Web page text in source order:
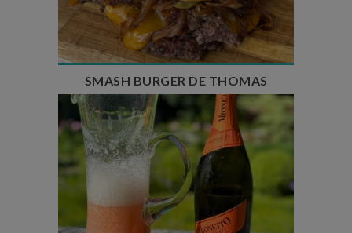
Temps de cuisson : 5 à 10 min
Nombre de couverts : 4
SMASH BURGER DE THOMAS
Temps de préparation : 10 min
Nombre de couverts : 3